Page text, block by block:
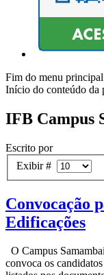
Fim do menu principal
Início do conteúdo da
IFB Campus
Escrito por
Exibir #
Convocação
Edificações
O Campus
convoca os